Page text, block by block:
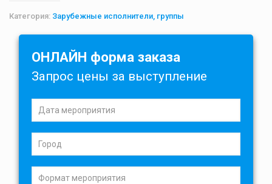
Категория: Зарубежные исполнители, группы
ОНЛАЙН форма заказа
Запрос цены за выступление